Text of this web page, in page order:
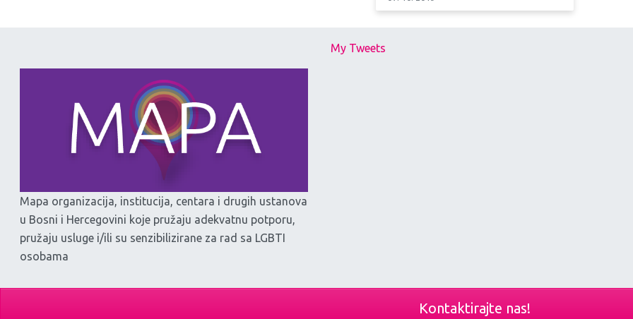
Mapa organizacija, institucija, centara i drugih ustanova
u Bosni i Hercegovini koje pružaju adekvatnu potporu,
pružaju usluge i/ili su senzibilizirane za rad sa LGBTI
osobama
My Tweets
Kontaktirajte nas!